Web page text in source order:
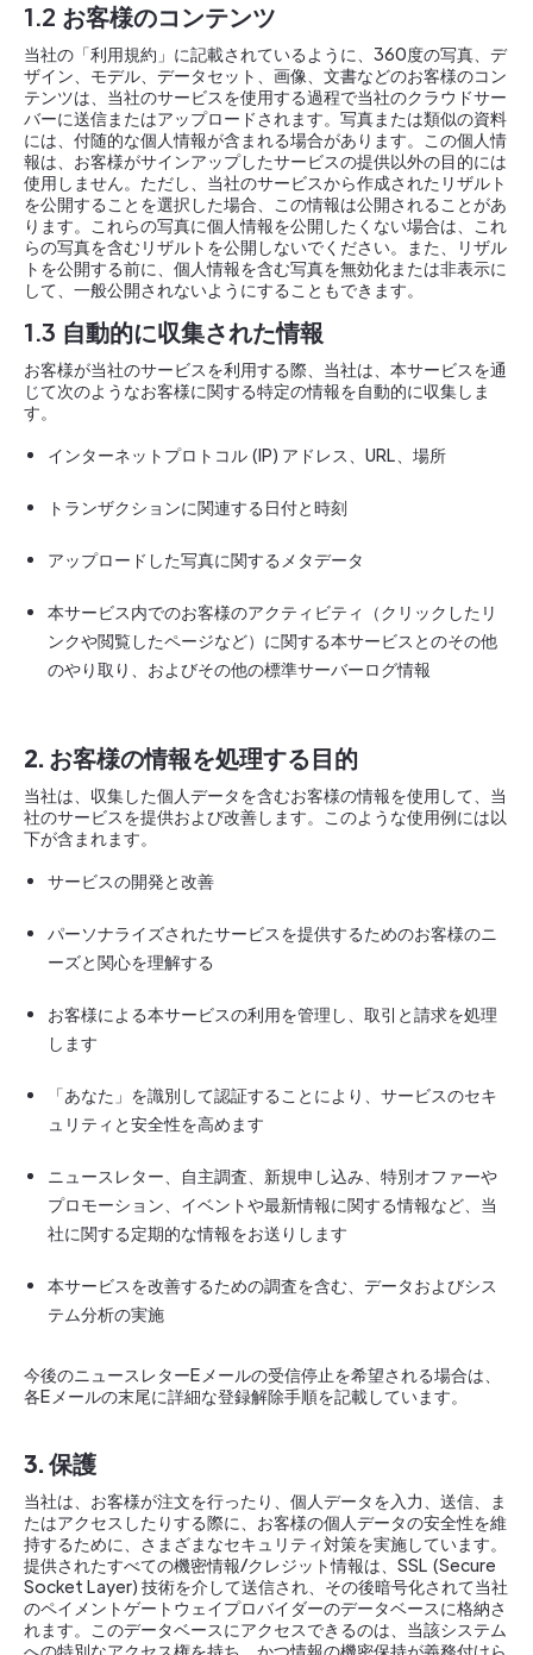
1.2 お客様のコンテンツ
当社の「利用規約」に記載されているように、360度の写真、デ
ザイン、モデル、データセット、画像、文書などのお客様のコン
テンツは、当社のサービスを使用する過程で当社のクラウドサー
バーに送信またはアップロードされます。写真または類似の資料
には、付随的な個人情報が含まれる場合があります。この個人情
報は、お客様がサインアップしたサービスの提供以外の目的には
使用しません。ただし、当社のサービスから作成されたリザルト
を公開することを選択した場合、この情報は公開されることがあ
ります。これらの写真に個人情報を公開したくない場合は、これ
らの写真を含むリザルトを公開しないでください。また、リザル
トを公開する前に、個人情報を含む写真を無効化または非表示に
して、一般公開されないようにすることもできます。
1.3 自動的に収集された情報
お客様が当社のサービスを利用する際、当社は、本サービスを通
じて次のようなお客様に関する特定の情報を自動的に収集しま
す。
インターネットプロトコル (IP) アドレス、URL、場所
トランザクションに関連する日付と時刻
アップロードした写真に関するメタデータ
本サービス内でのお客様のアクティビティ（クリックしたリ
ンクや閲覧したページなど）に関する本サービスとのその他
のやり取り、およびその他の標準サーバーログ情報
2. お客様の情報を処理する目的
当社は、収集した個人データを含むお客様の情報を使用して、当
社のサービスを提供および改善します。このような使用例には以
下が含まれます。
サービスの開発と改善
パーソナライズされたサービスを提供するためのお客様のニ
ーズと関心を理解する
お客様による本サービスの利用を管理し、取引と請求を処理
します
「あなた」を識別して認証することにより、サービスのセキ
ュリティと安全性を高めます
ニュースレター、自主調査、新規申し込み、特別オファーや
プロモーション、イベントや最新情報に関する情報など、当
社に関する定期的な情報をお送りします
本サービスを改善するための調査を含む、データおよびシス
テム分析の実施
今後のニュースレターEメールの受信停止を希望される場合は、
各Eメールの末尾に詳細な登録解除手順を記載しています。
3. 保護
当社は、お客様が注文を行ったり、個人データを入力、送信、ま
たはアクセスしたりする際に、お客様の個人データの安全性を維
持するために、さまざまなセキュリティ対策を実施しています。
提供されたすべての機密情報/クレジット情報は、SSL (Secure
Socket Layer) 技術を介して送信され、その後暗号化されて当社
のペイメントゲートウェイプロバイダーのデータベースに格納さ
れます。このデータベースにアクセスできるのは、当該システム
への特別なアクセス権を持ち、かつ情報の機密保持が義務付けら